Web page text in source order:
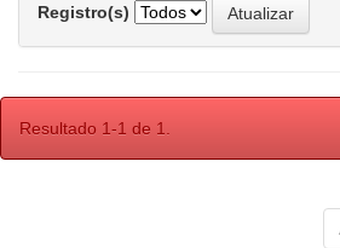
Registro(s)
Resultado 1-1 de 1.